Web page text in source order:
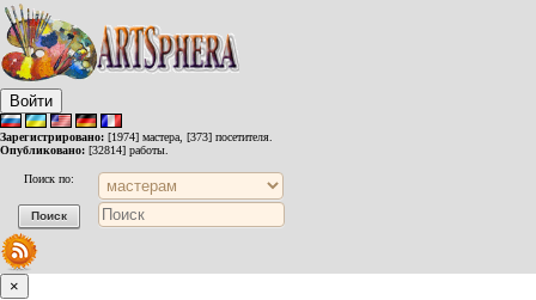
Войти
Зарегистрировано: [1974] мастера, [373] посетителя.
Опубликовано: [32814] работы.
Поиск по:
×